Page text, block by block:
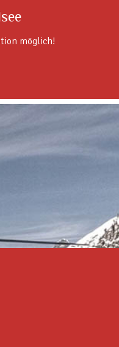
möglich!